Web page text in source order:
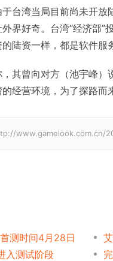
湾当局目前尚未开放
界好奇。台湾“经济部”
陆资一样，都是软件服
曾向对方（池宇峰）
经营环境，为了探路而
www.gamelook.com.cn/
测时间4月28日
入测试阶段